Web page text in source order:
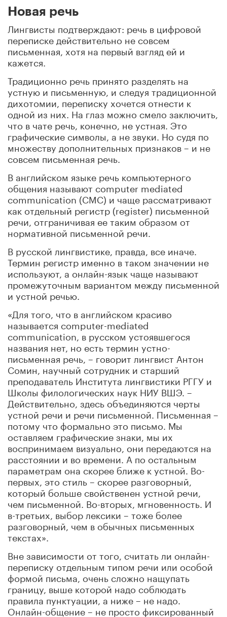
Новая речь
Лингвисты подтверждают: речь в цифровой
переписке действительно не совсем
письменная, хотя на первый взгляд ей и
кажется.
Традиционно речь принято разделять на
устную и письменную, и следуя традиционной
дихотомии, переписку хочется отнести к
одной из них. На глаз можно смело заключить,
что в чате речь, конечно, не устная. Это
графические символы, а не звуки. Но судя по
множеству дополнительных признаков – и не
совсем письменная речь.
В английском языке речь компьютерного
общения называют computer mediated
communication (CMC) и чаще рассматривают
как отдельный регистр (register) письменной
речи, отграничивая ее таким образом от
нормативной письменной речи.
В русской лингвистике, правда, все иначе.
Термин регистр именно в таком значении не
используют, а онлайн-язык чаще называют
промежуточным вариантом между письменной
и устной речью.
«Для того, что в английском красиво
называется computer-mediated
communication, в русском устоявшегося
названия нет, но есть термин устно-
письменная речь, – говорит лингвист Антон
Сомин, научный сотрудник и старший
преподаватель Института лингвистики РГГУ и
Школы филологических наук НИУ ВШЭ. –
Действительно, здесь объединяются черты
устной речи и речи письменной. Письменная –
потому что формально это письмо. Мы
оставляем графические знаки, мы их
воспринимаем визуально, они передаются на
расстоянии и во времени. А по остальным
параметрам она скорее ближе к устной. Во-
первых, это стиль – скорее разговорный,
который больше свойственен устной речи,
чем письменной. Во-вторых, мгновенность. И
в-третьих, выбор лексики – тоже более
разговорный, чем в обычных письменных
текстах».
Вне зависимости от того, считать ли онлайн-
переписку отдельным типом речи или особой
формой письма, очень сложно нащупать
границу, выше которой надо соблюдать
правила пунктуации, а ниже – не надо.
Онлайн-общение – не просто фиксированный